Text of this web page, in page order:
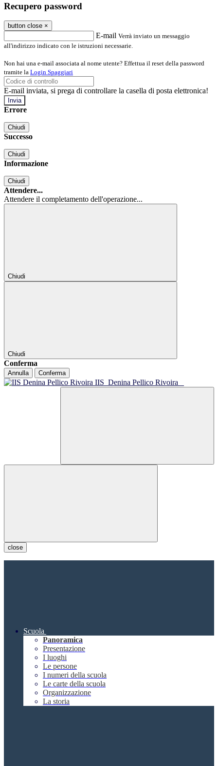
Recupero password
button close ×
E-mail Verrà inviato un messaggio
all'indirizzo indicato con le istruzioni necessarie.
Non hai una e-mail associata al nome utente? Effettua il reset della password
tramite la Login Spaggiari
E-mail inviata, si prega di controllare la casella di posta elettronica!
Errore
Chiudi
Successo
Chiudi
Informazione
Chiudi
Attendere...
Attendere il completamento dell'operazione...
Chiudi
Chiudi
Conferma
Annulla Conferma
IIS Denina Pellico Rivoira
close
Scuola
Panoramica
Presentazione
I luoghi
Le persone
I numeri della scuola
Le carte della scuola
Organizzazione
La storia